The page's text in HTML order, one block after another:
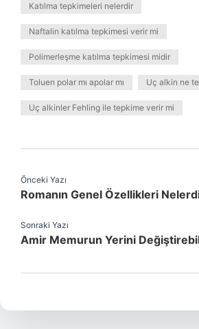
Katılma tepkimeleri nelerdir
Naftalin katılma tepkimesi verir mi
Polimerleşme katılma tepkimesi midir
Toluen polar mı apolar mı Uç alkin ne
Uç alkinler Fehling ile tepkime verir mi
Önceki Yazı
Romanın Genel Özellikleri
Sonraki Yazı
Amir Memurun Yerini